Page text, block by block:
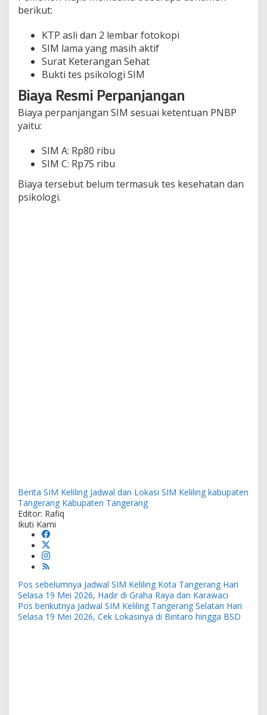
berikut:
KTP asli dan 2 lembar fotokopi
SIM lama yang masih aktif
Surat Keterangan Sehat
Bukti tes psikologi SIM
Biaya Resmi Perpanjangan
Biaya perpanjangan SIM sesuai ketentuan PNBP
yaitu:
SIM A: Rp80 ribu
SIM C: Rp75 ribu
Biaya tersebut belum termasuk tes kesehatan dan
psikologi.
Berita SIM Keliling Jadwal dan Lokasi SIM Keliling kabupaten
Tangerang Kabupaten Tangerang
Editor: Rafiq
Ikuti Kami
Navigasi
pos
Pos sebelumnya Jadwal SIM Keliling Kota Tangerang Hari
Selasa 19 Mei 2026, Hadir di Graha Raya dan Karawaci
Pos berikutnya Jadwal SIM Keliling Tangerang Selatan Hari
Selasa 19 Mei 2026, Cek Lokasinya di Bintaro hingga BSD